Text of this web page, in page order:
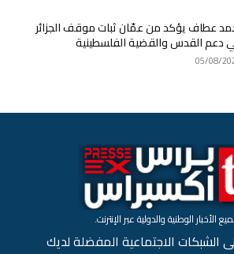
عطاف يؤكد من عمّان ثبات موقف الجزائر
دعم القدس والقضية الفلسطينية
05/08/
الأخبار الوطنية والدولية عبر الإنترنت.
الشبكات الاجتماعية المفضلة لديك